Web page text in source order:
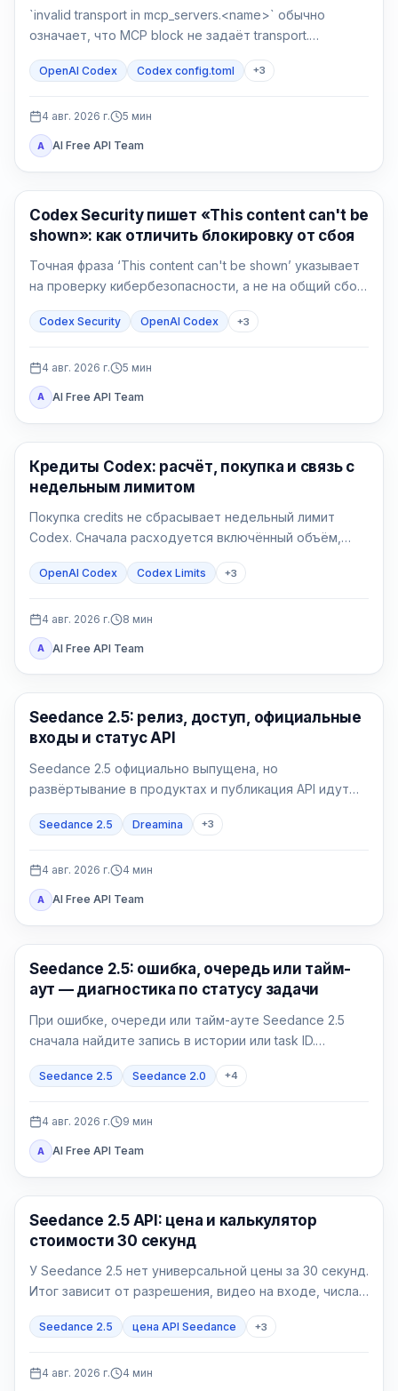
`invalid transport in mcp_servers.<name>` обычно
означает, что MCP block не задаёт transport.
отдельно проверьте разбор и соединение.
OpenAI Codex Codex config.toml +3
4 авг. 2026 г. 5 мин
A AI Free API Team
OpenAI Codex
Codex Security пишет «This content can't be
shown»: как отличить блокировку от сбоя
Точная фраза ‘This content can't be shown’ указывает
на проверку кибербезопасности, а не на общий сбой
авторизацию и сузьте защитную задачу.
Codex Security OpenAI Codex +3
4 авг. 2026 г. 5 мин
A AI Free API Team
AI Development Tools
Кредиты Codex: расчёт, покупка и связь с
недельным лимитом
Покупка credits не сбрасывает недельный лимит
Codex. Сначала расходуется включённый объём,
доступные кредиты.
OpenAI Codex Codex Limits +3
4 авг. 2026 г. 8 мин
A AI Free API Team
AI Video Generation
Seedance 2.5: релиз, доступ, официальные
входы и статус API
Seedance 2.5 официально выпущена, но
развёртывание в продуктах и публикация API идут
аккаунте и полный контракт своего провайдера.
Seedance 2.5 Dreamina +3
4 авг. 2026 г. 4 мин
A AI Free API Team
ИИ-видео
Seedance 2.5: ошибка, очередь или тайм-
аут — диагностика по статусу задачи
При ошибке, очереди или тайм-ауте Seedance 2.5
сначала найдите запись в истории или task ID.
дублировать; failed и expired требуют точного кода.
Seedance 2.5 Seedance 2.0 +4
4 авг. 2026 г. 9 мин
A AI Free API Team
Генерация AI-видео
Seedance 2.5 API: цена и калькулятор
стоимости 30 секунд
У Seedance 2.5 нет универсальной цены за 30 секунд.
Итог зависит от разрешения, видео на входе, числа
Seedance 2.5 цена API Seedance +3
4 авг. 2026 г. 4 мин